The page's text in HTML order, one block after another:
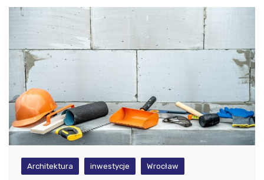
Architektura inwestycje Wrocław